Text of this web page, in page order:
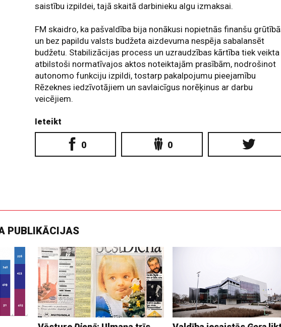
saistību izpildei, tajā skaitā darbinieku algu izmaksai.
FM skaidro, ka pašvaldība bija nonākusi nopietnās finanšu
un bez papildu valsts budžeta aizdevuma nespēja sabalansēt
budžetu. Stabilizācijas process un uzraudzības kārtība tiek veikta
atbilstoši normatīvajos aktos noteiktajām prasībām, nodrošinot
autonomo funkciju izpildi, tostarp pakalpojumu pieejamību
Rēzeknes iedzīvotājiem un savlaicīgus norēķinus ar darbu
veicējiem.
Ieteikt
0 0
PUBLIKĀCIJAS